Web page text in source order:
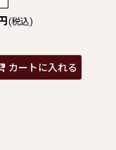
円 (税込)
カートに入れる